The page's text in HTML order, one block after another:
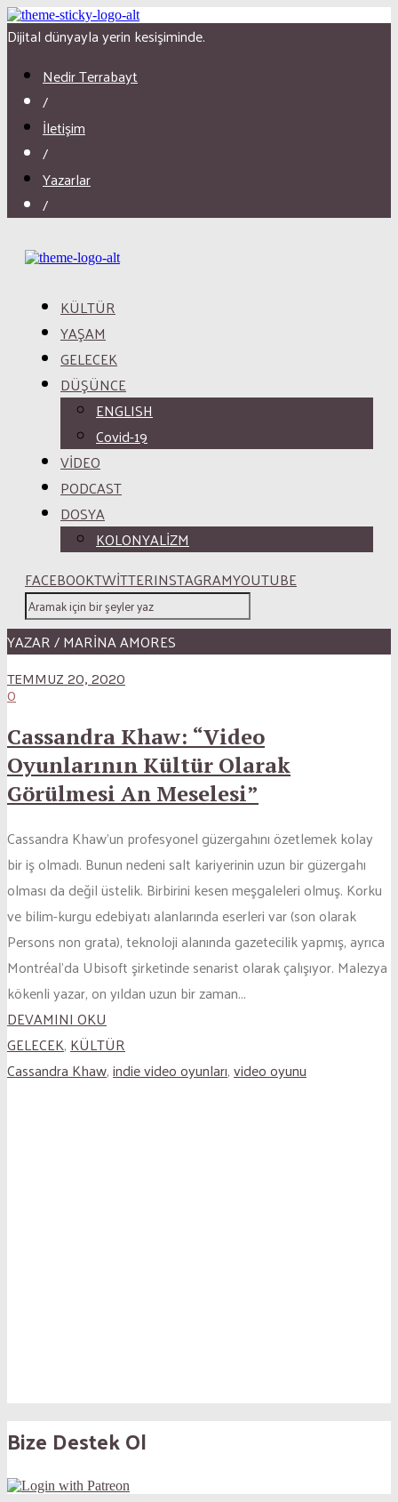
Dijital dünyayla yerin kesişiminde.
Nedir Terrabayt
/
İletişim
/
Yazarlar
/
KÜLTÜR
YAŞAM
GELECEK
DÜŞÜNCE
ENGLISH
Covid-19
VİDEO
PODCAST
DOSYA
KOLONYALİZM
FACEBOOKTWITTERINSTAGRAMYOUTUBE
YAZAR / MARINA AMORES
TEMMUZ 20, 2020
0
Cassandra Khaw: “Video
Oyunlarının Kültür Olarak
Görülmesi An Meselesi”
Cassandra Khaw’un profesyonel güzergahını özetlemek kolay
bir iş olmadı. Bunun nedeni salt kariyerinin uzun bir güzergahı
olması da değil üstelik. Birbirini kesen meşgaleleri olmuş. Korku
ve bilim-kurgu edebiyatı alanlarında eserleri var (son olarak
Persons non grata), teknoloji alanında gazetecilik yapmış, ayrıca
Montréal’da Ubisoft şirketinde senarist olarak çalışıyor. Malezya
kökenli yazar, on yıldan uzun bir zaman...
DEVAMINI OKU
GELECEK,KÜLTÜR
Cassandra Khaw,indie video oyunları,video oyunu
Bize Destek Ol